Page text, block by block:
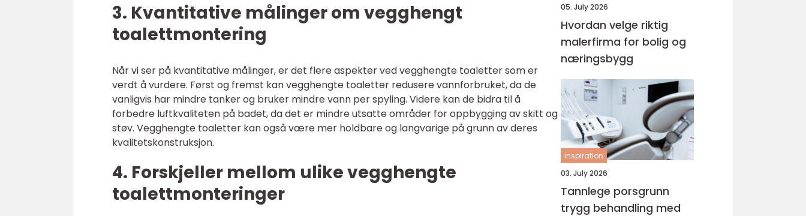
3. Kvantitative målinger om vegghengt
toalettmontering
Når vi ser på kvantitative målinger, er det flere aspekter ved vegghengte toaletter som er
verdt å vurdere. Først og fremst kan vegghengte toaletter redusere vannforbruket, da de
vanligvis har mindre tanker og bruker mindre vann per spyling. Videre kan de bidra til å
forbedre luftkvaliteten på badet, da det er mindre utsatte områder for oppbygging av skitt og
støv. Vegghengte toaletter kan også være mer holdbare og langvarige på grunn av deres
kvalitetskonstruksjon.
4. Forskjeller mellom ulike vegghengte
toalettmonteringer
05. July 2026
Hvordan velge riktig
malerfirma for bolig og
næringsbygg
inspiration
03. July 2026
Tannlege porsgrunn
trygg behandling med